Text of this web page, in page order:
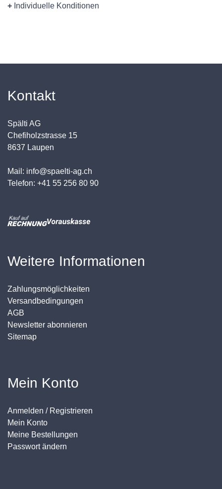
+ Individuelle Konditionen
Kontakt
Spälti AG
Chefiholzstrasse 15
8637 Laupen
Mail: info@spaelti-ag.ch
Telefon: +41 55 256 80 90
Weitere Informationen
Zahlungsmöglichkeiten
Versandbedingungen
AGB
Newsletter abonnieren
Sitemap
Mein Konto
Anmelden / Registrieren
Mein Konto
Meine Bestellungen
Passwort ändern